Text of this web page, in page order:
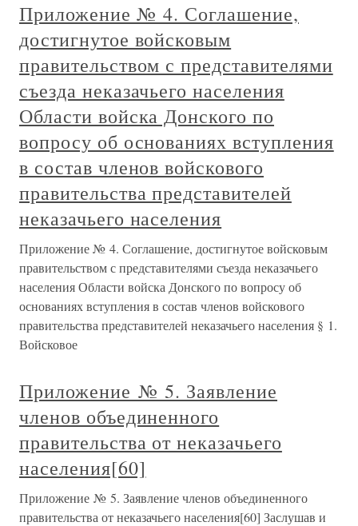
Приложение № 4. Соглашение,
достигнутое войсковым
правительством с представителями
съезда неказачьего населения
Области войска Донского по
вопросу об основаниях вступления
в состав членов войскового
правительства представителей
неказачьего населения
Приложение № 4. Соглашение, достигнутое войсковым
правительством с представителями съезда неказачьего
населения Области войска Донского по вопросу об
основаниях вступления в состав членов войскового
правительства представителей неказачьего населения § 1.
Войсковое
Приложение № 5. Заявление
членов объединенного
правительства от неказачьего
населения[60]
Приложение № 5. Заявление членов объединенного
правительства от неказачьего населения[60] Заслушав и